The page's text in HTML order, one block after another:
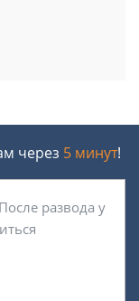
через 5 минут!